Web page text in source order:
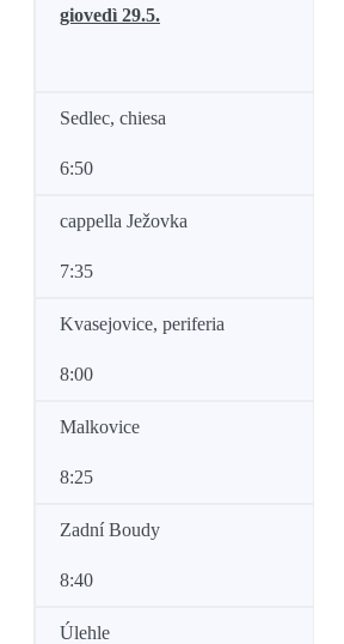
giovedì 29.5.
Sedlec, chiesa
6:50
cappella Ježovka
7:35
Kvasejovice, periferia
8:00
Malkovice
8:25
Zadní Boudy
8:40
Úlehle